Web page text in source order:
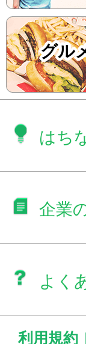
グル
はち
企業
よく
利用規約